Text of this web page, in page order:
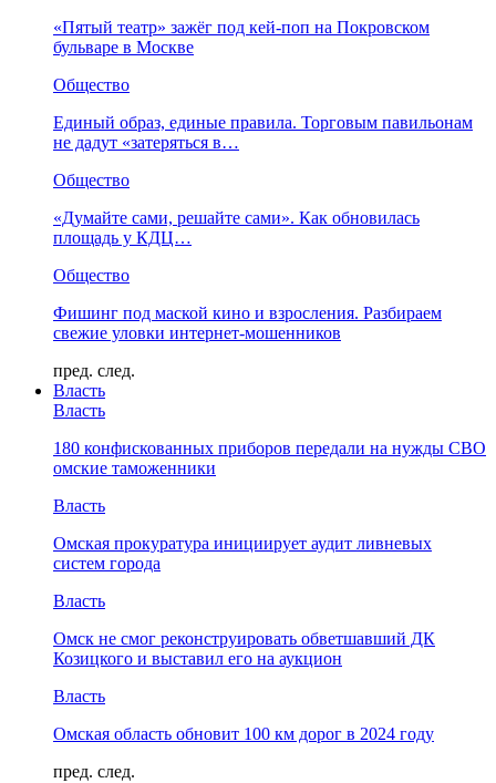
«Пятый театр» зажёг под кей-поп на Покровском
бульваре в Москве
Общество
Единый образ, единые правила. Торговым павильонам
не дадут «затеряться в…
Общество
«Думайте сами, решайте сами». Как обновилась
площадь у КДЦ…
Общество
Фишинг под маской кино и взросления. Разбираем
свежие уловки интернет-мошенников
пред. след.
Власть
Власть
180 конфискованных приборов передали на нужды СВО
омские таможенники
Власть
Омская прокуратура инициирует аудит ливневых
систем города
Власть
Омск не смог реконструировать обветшавший ДК
Козицкого и выставил его на аукцион
Власть
Омская область обновит 100 км дорог в 2024 году
пред. след.